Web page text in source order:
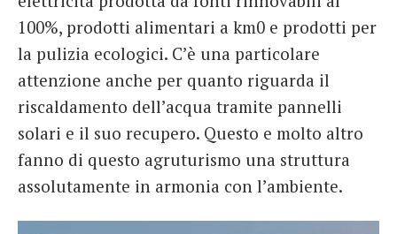
100%, prodotti alimentari a km0 e prodotti per
la pulizia ecologici. C’è una particolare
attenzione anche per quanto riguarda il
riscaldamento dell’acqua tramite pannelli
solari e il suo recupero. Questo e molto altro
fanno di questo agruturismo una struttura
assolutamente in armonia con l’ambiente.